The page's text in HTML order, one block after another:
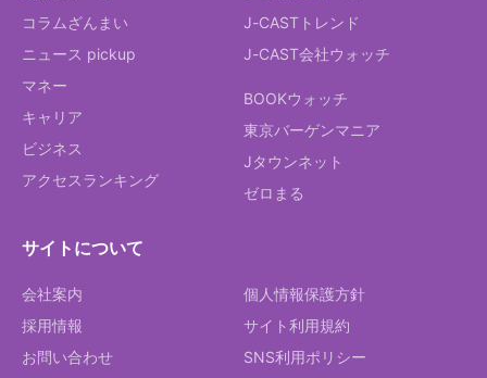
コラムざんまい
ニュース pickup
マネー
キャリア
ビジネス
アクセスランキング
J-CASTトレンド
J-CAST会社ウォッチ
BOOKウォッチ
東京バーゲンマニア
Jタウンネット
ゼロまる
サイトについて
会社案内
採用情報
お問い合わせ
個人情報保護方針
サイト利用規約
SNS利用ポリシー